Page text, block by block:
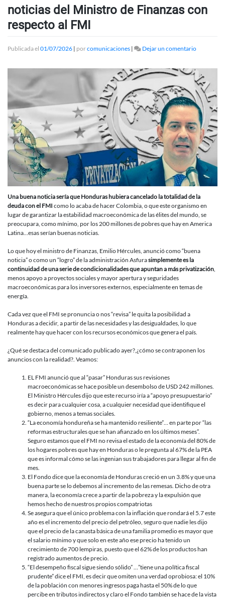
noticias del Ministro de Finanzas con
respecto al FMI
Publicada el 01/07/2026 | porcomunicaciones | Dejar un comentarioen
de
las
“buenas”
noticias
del
Ministro
de
Finanzas
con
respecto
al
FMI
Una buena noticia sería que Honduras hubiera cancelado la totalidad de la
deuda con el FMI como lo acaba de hacer Colombia, o que este organismo en
lugar de garantizar la estabilidad macroeconómica de las élites del mundo, se
preocupara, como mínimo, por los 200 millones de pobres que hay en America
Latina…esas serían buenas noticias.
Lo que hoy el ministro de Finanzas, Emilio Hércules, anunció como “buena
noticia” o como un “logro” de la administración Asfurasimplemente es la
continuidad de una serie de condicionalidades que apuntan a más privatización,
menos apoyo a proyectos sociales y mayor apertura y seguridades
macroeconómicas para los inversores externos, especialmente en temas de
energía.
Cada vez que el FMI se pronuncia o nos “revisa” le quita la posibilidad a
Honduras a decidir, a partir de las necesidades y las desigualdades, lo que
realmente hay que hacer con los recursos económicos que genera el país.
¿Qué se destaca del comunicado publicado ayer?,¿cómo se contraponen los
anuncios con la realidad?. Veamos:
EL FMI anunció que al “pasar” Honduras sus revisiones
macroeconómicas se hace posible un desembolso de USD 242 millones.
El Ministro Hércules dijo que este recurso iría a “apoyo presupuestario”
es decir para cualquier cosa, a cualquier necesidad que identifique el
gobierno, menos a temas sociales.
“La economía hondureña se ha mantenido resiliente”… en parte por “las
reformas estructurales que se han afianzado en los últimos meses”.
Seguro estamos que el FMI no revisa el estado de la economía del 80% de
los hogares pobres que hay en Honduras o le pregunta al 67% de la PEA
que es informal cómo se las ingenian sus trabajadores para llegar al fin de
mes.
El Fondo dice que la economía de Honduras creció en un 3.8% y que una
buena parte se lo debemos al incremento de las remesas. Dicho de otra
manera, la economía crece a partir de la pobreza y la expulsión que
hemos hecho de nuestros propios compatriotas
Se asegura que el único problema con la inflación que rondará el 5.7 este
año es el incremento del precio del petróleo, seguro que nadie les dijo
que el precio de la canasta básica de una familia promedio es mayor que
el salario mínimo y que solo en este año ese precio ha tenido un
crecimiento de 700 lempiras, puesto que el 62% de los productos han
registrado aumentos de precio.
“El desempeño fiscal sigue siendo sólido” …”tiene una política fiscal
prudente” dice el FMI, es decir que omiten una verdad oprobiosa: el 10%
de la población con menores ingresos paga hasta el 50% de lo que
percibe en tributos indirectos y claro el Fondo también se hace de la vista